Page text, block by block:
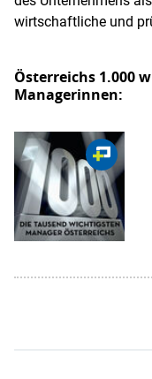
wirtschaftliche und
Österreichs 1.000
Managerinnen: